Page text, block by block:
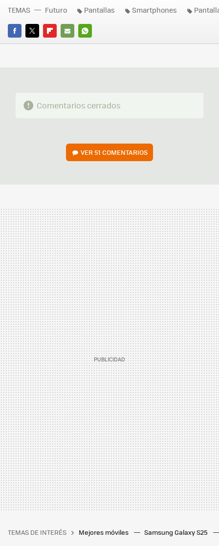
FACEBOOK
TWITTERFLIPBOARD
E-
WHATSAPP
TEMAS Futuro Pantallas Smartphones
Comentarios cerrados
VER51 COMENTARIOS
TEMAS DE INTERÉS Mejores móviles Samsung Galaxy S25